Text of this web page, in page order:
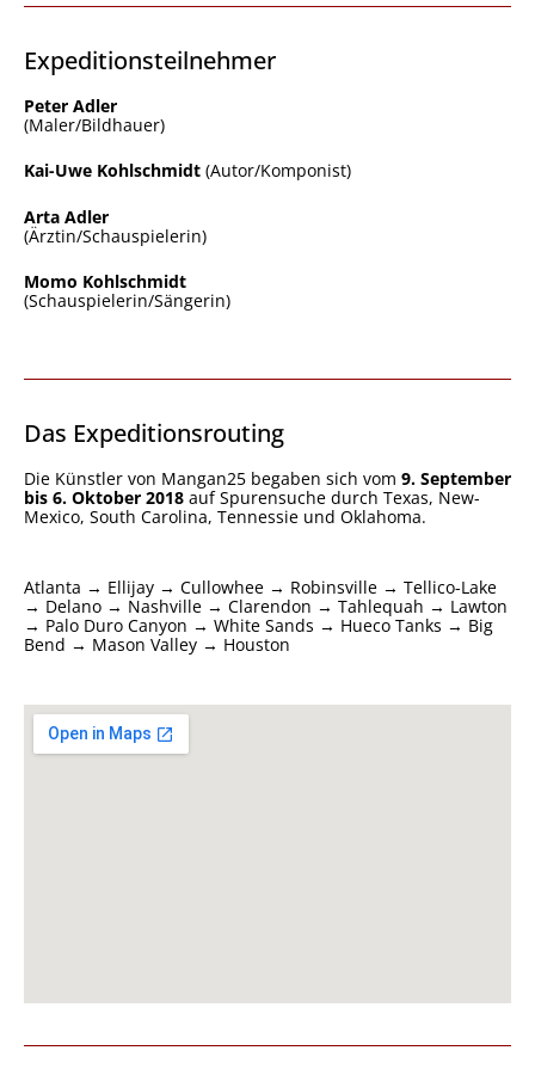
Expeditionsteilnehmer
Peter Adler
(Maler/Bildhauer)
Kai-Uwe Kohlschmidt (Autor/Komponist)
Arta Adler
(Ärztin/Schauspielerin)
Momo Kohlschmidt
(Schauspielerin/Sängerin)
Das Expeditionsrouting
Die Künstler von Mangan25 begaben sich vom 9. September
bis 6. Oktober 2018 auf Spurensuche durch Texas, New-
Mexico, South Carolina, Tennessie und Oklahoma.
Atlanta → Ellijay → Cullowhee → Robinsville → Tellico-Lake
→ Delano → Nashville → Clarendon → Tahlequah → Lawton
→ Palo Duro Canyon → White Sands → Hueco Tanks → Big
Bend → Mason Valley → Houston